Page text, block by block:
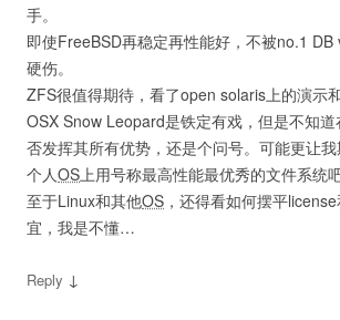
手。
即使FreeBSD再稳定再性能好，不被no.1
硬伤。
ZFS很值得期待，看了open solaris上的演示
OSX Snow Leopard是铁定有戏，但是不知道
否发挥其所有优势，还是个问号。可能更让
个人OS上用号称最高性能最优秀的文件系统
至于Linux和其他OS ，还得看如何摆平
宜，我是不懂…
Reply ↓